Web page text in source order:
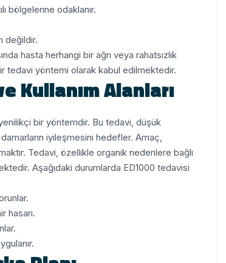
bölgelerine odaklanır.
değildir.
hasta herhangi bir ağrı veya rahatsızlık
tedavi yöntemi olarak kabul edilmektedir.
Kullanım Alanları
bir yöntemdir. Bu tedavi, düşük
damarların iyileşmesini hedefler. Amaç,
Tedavi, özellikle organik nedenlere bağlı
Aşağıdaki durumlarda ED1000 tedavisi
hasarı.